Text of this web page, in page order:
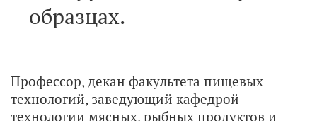
образцах.
Профессор, декан факультета пищевых
технологий, заведующий кафедрой
технологии мясных, рыбных продуктов и